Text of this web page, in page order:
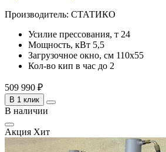
Производитель: СТАТИКО
Усилие прессования, т 24
Мощность, кВт 5,5
Загрузочное окно, см 110х55
Кол-во кип в час до 2
509 990 ₽
В 1 клик
В наличии
Акция Хит